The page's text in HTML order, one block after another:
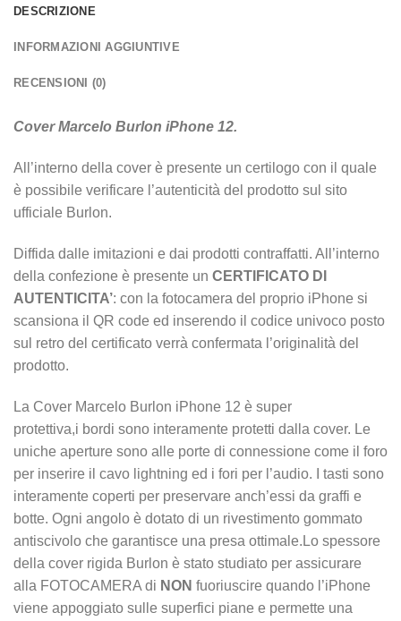
DESCRIZIONE
INFORMAZIONI AGGIUNTIVE
RECENSIONI (0)
Cover Marcelo Burlon iPhone 12.
All’interno della cover è presente un certilogo con il quale
è possibile verificare l’autenticità del prodotto sul sito
ufficiale Burlon.
Diffida dalle imitazioni e dai prodotti contraffatti. All’interno
della confezione è presente un CERTIFICATO DI
AUTENTICITA’: con la fotocamera del proprio iPhone si
scansiona il QR code ed inserendo il codice univoco posto
sul retro del certificato verrà confermata l’originalità del
prodotto.
La Cover Marcelo Burlon iPhone 12 è super
protettiva,i bordi sono interamente protetti dalla cover. Le
uniche aperture sono alle porte di connessione come il foro
per inserire il cavo lightning ed i fori per l’audio. I tasti sono
interamente coperti per preservare anch’essi da graffi e
botte. Ogni angolo è dotato di un rivestimento gommato
antiscivolo che garantisce una presa ottimale.Lo spessore
della cover rigida Burlon è stato studiato per assicurare
alla FOTOCAMERA di NON fuoriuscire quando l’iPhone
viene appoggiato sulle superfici piane e permette una